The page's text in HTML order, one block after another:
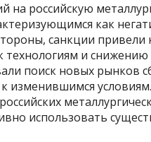
на российскую
как
санкции
технологиям и
поиск новых рынков
изменившимся
использовать